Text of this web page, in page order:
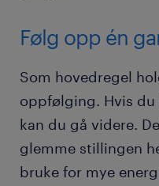
Følg opp én
Som hovedregel
oppfølging. Hvis du
kan du gå videre.
glemme stillingen
bruke for mye